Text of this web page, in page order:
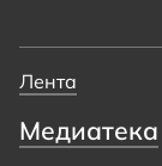
Лента
Медиатека